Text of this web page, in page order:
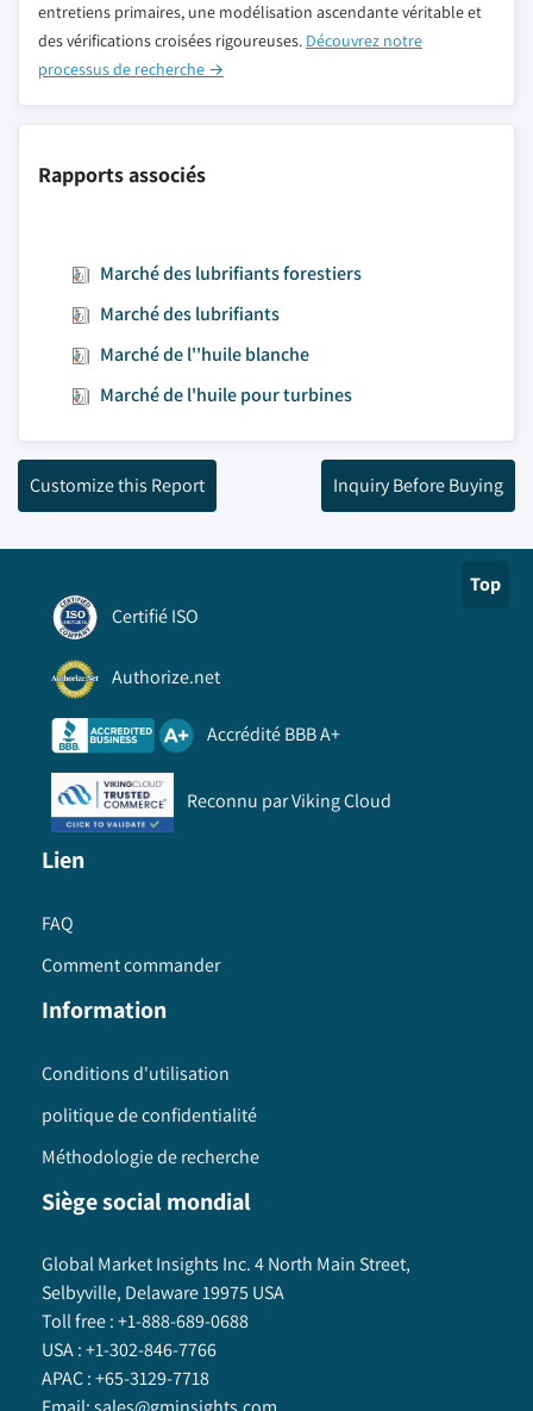
entretiens primaires, une modélisation ascendante véritable et
des vérifications croisées rigoureuses. Découvrez notre
processus de recherche →
Rapports associés
Marché des lubrifiants forestiers
Marché des lubrifiants
Marché de l''huile blanche
Marché de l'huile pour turbines
Customize this Report Inquiry Before Buying
Top
Certifié ISO
Authorize.net
Accrédité BBB A+
Reconnu par Viking Cloud
Lien
FAQ
Comment commander
Information
Conditions d'utilisation
politique de confidentialité
Méthodologie de recherche
Siège social mondial
Global Market Insights Inc. 4 North Main Street,
Selbyville, Delaware 19975 USA
Toll free :+1-888-689-0688
USA :+1-302-846-7766
APAC :+65-3129-7718